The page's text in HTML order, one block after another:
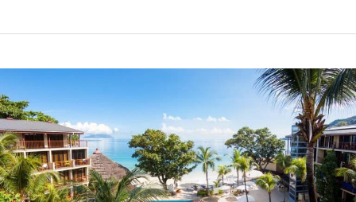
Strand
–
Mahé
–
Seychellerne